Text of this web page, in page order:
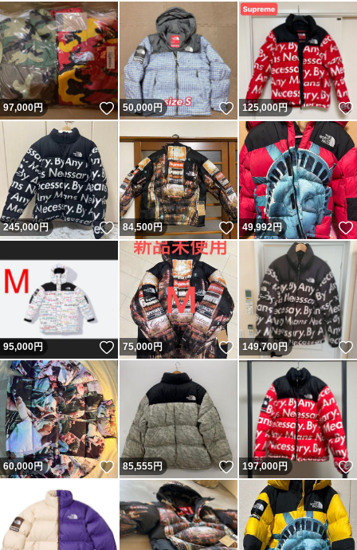
97,000円 いいね！
50,000円 いいね！
125,000円
245,000円 いいね！
84,500円 いいね！
49,992円
95,000円 いいね！
75,000円 いいね！
149,700円
60,000円 いいね！
85,555円 いいね！
197,000円